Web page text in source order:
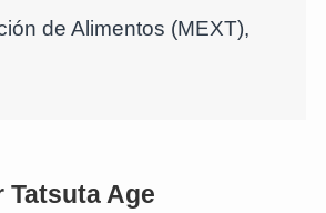
de Alimentos (MEXT),
Tatsuta Age